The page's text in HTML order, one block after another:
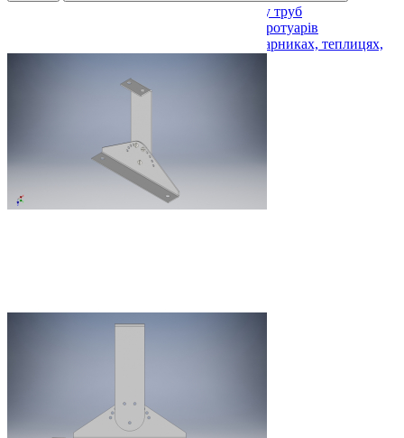
Нагрівальні кабелі для обігріву труб
Обігрів майданчиків, сходів, тротуарів
Кабелі для обігріву ґрунту в парниках, теплицях,
Показати усі Вуличний обігрів
Товари для життя
Для спорту
Для авто
Для домашніх улюбленців
Для подорожей
Показати усі Товари для життя